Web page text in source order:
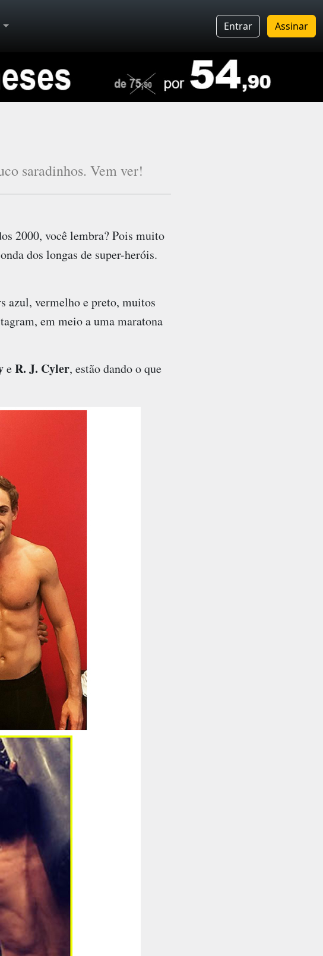
Entrar Assinar
saradinhos. Vem ver!
2000, você lembra? Pois muito
dos longas de super-heróis.
azul, vermelho e preto, muitos
em meio a uma maratona
eR. J. Cyler, estão dando o que